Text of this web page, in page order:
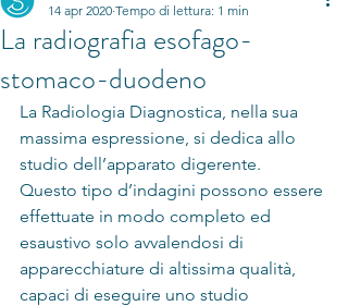
La radiografia esofago-
stomaco-duodeno
14 apr 2020 Tempo di lettura: 1 min
La Radiologia Diagnostica, nella sua
massima espressione, si dedica allo
studio dell’apparato digerente.
Questo tipo d’indagini possono essere
effettuate in modo completo ed
esaustivo solo avvalendosi di
apparecchiature di altissima qualità,
capaci di eseguire uno studio